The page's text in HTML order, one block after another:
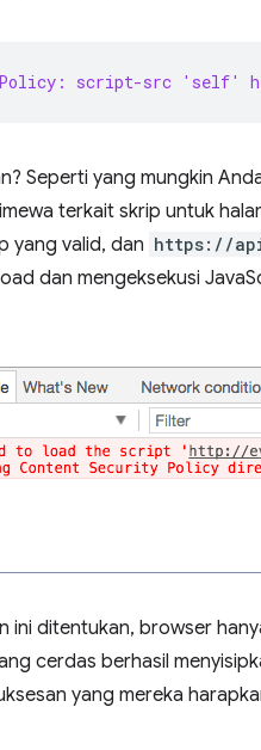
Policy: script-src 'self'
Seperti yang mungkin
terkait skrip untuk
yang valid, dan https://
dan mengeksekusi
ini ditentukan, browser
cerdas berhasil
yang mereka